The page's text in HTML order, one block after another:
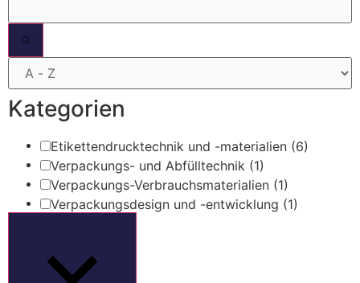
Kategorien
Etikettendrucktechnik und -materialien (6)
Verpackungs- und Abfülltechnik (1)
Verpackungs-Verbrauchsmaterialien (1)
Verpackungsdesign und -entwicklung (1)